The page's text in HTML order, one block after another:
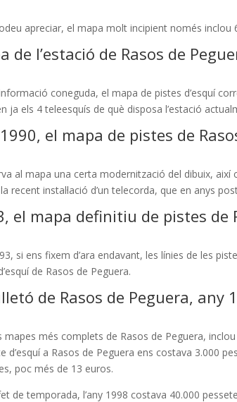
apreciar, el mapa molt incipient només inclou
de l’estació de Rasos de
coneguda, el mapa de pistes d’esquí
ja els 4 teleesquís de què disposa l’estació
el mapa de pistes de
al mapa una certa modernització del dibuix,
recent instal·lació d’un telecorda, que en anys
el mapa definitiu de pistes de
si ens fixem d’ara endavant, les línies de les
de Rasos de Peguera.
de Rasos de Peguera, any
mapes més complets de Rasos de Peguera,
d’esquí a Rasos de Peguera ens costava 3.000
poc més de 13 euros.
de temporada, l’any 1998 costava 40.000